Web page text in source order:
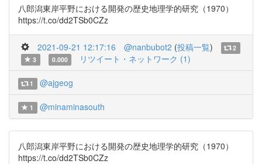
八郎潟東岸平野における開発の歴史地理学的研究（1970）
https://t.co/dd2TSb0CZz
2021-09-21 12:17:16 @nanbubot2 (投稿一覧)
2
3
0.000 リツイート・ネットワーク (1)
1 @ajgeog
1 @minaminasouth
八郎潟東岸平野における開発の歴史地理学的研究（1970）
https://t.co/dd2TSb0CZz